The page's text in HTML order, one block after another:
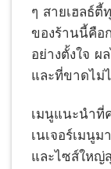
ๆ สายเฮลธ์ตี้
ของร้านนี้คือ
อย่างตั้งใจ ผ
และที่ขาดไม่
เมนูแนะนำที่
เนเจอร์เมนู
และไซส์ใหญ่